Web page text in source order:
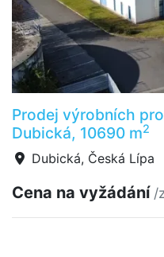
Prodej výrobních
Dubická, 10690 m2
Dubická, Česká Lípa
Cena na vyžádání /